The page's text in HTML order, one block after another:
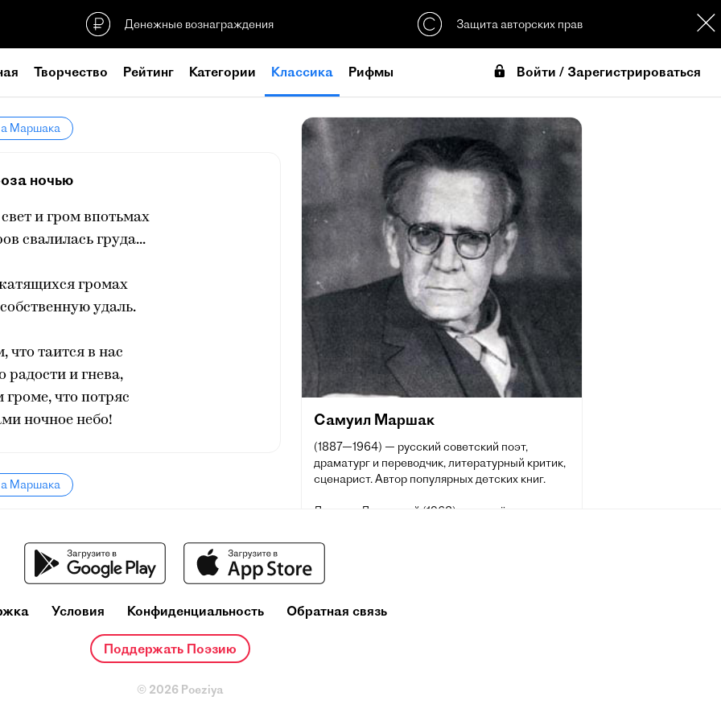
Денежные вознаграждения Защита авторских прав
Творчество Рейтинг Категории Классика Рифмы Войти / Зарегистрироваться
Маршака
ночью
и гром впотьмах
свалилась груда...
громах
удаль.
что таится в нас
радости и гнева,
громе, что потряс
ночное небо!
Маршака
Самуил Маршак
(1887—1964) — русский советский поэт,
драматург и переводчик, литературный критик,
сценарист. Автор популярных детских книг.
Лауреат Ленинской (1963) и четырёх
Условия Конфиденциальность Обратная связь
Поддержать Поэзию
© 2026 Poeziya